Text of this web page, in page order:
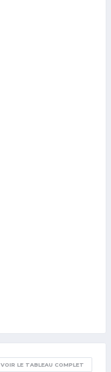
VOIR LE TABLEAU COMPLET